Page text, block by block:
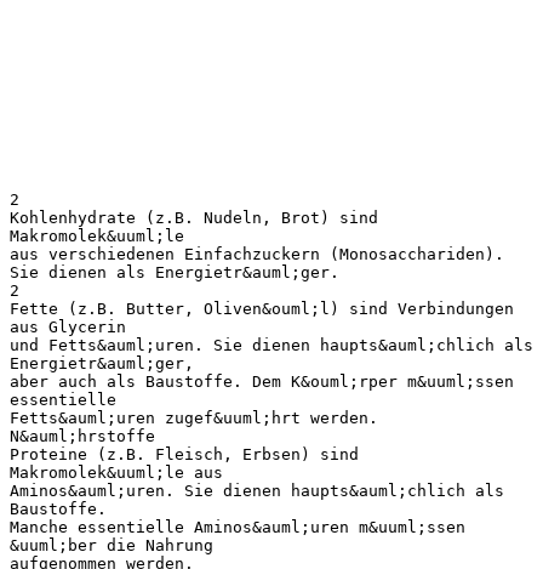
2
Kohlenhydrate (z.B. Nudeln, Brot) sind
Makromolek&uuml;le
aus verschiedenen Einfachzuckern (Monosacchariden).
Sie dienen als Energietr&auml;ger.
2
Fette (z.B. Butter, Oliven&ouml;l) sind Verbindungen
aus Glycerin
und Fetts&auml;uren. Sie dienen haupts&auml;chlich als
Energietr&auml;ger,
aber auch als Baustoffe. Dem K&ouml;rper m&uuml;ssen
essentielle
Fetts&auml;uren zugef&uuml;hrt werden.
N&auml;hrstoffe
Proteine (z.B. Fleisch, Erbsen) sind
Makromolek&uuml;le aus
Aminos&auml;uren. Sie dienen haupts&auml;chlich als
Baustoffe.
Manche essentielle Aminos&auml;uren m&uuml;ssen
&uuml;ber die Nahrung
aufgenommen werden.